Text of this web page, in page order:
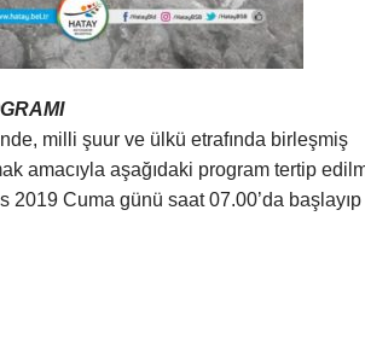
milli şuur ve ülkü etrafında birleşmiş
amacıyla aşağıdaki program tertip
2019 Cuma günü saat 07.00’da